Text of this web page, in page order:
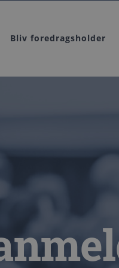
Bliv foredragsholder